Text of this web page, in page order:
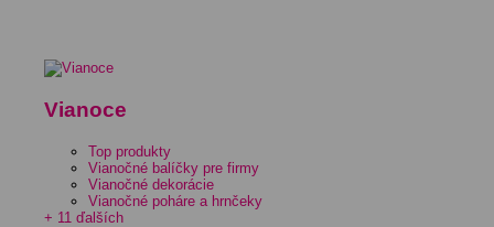
Vianoce
Top produkty
Vianočné balíčky pre firmy
Vianočné dekorácie
Vianočné poháre a hrnčeky
+ 11 ďalších